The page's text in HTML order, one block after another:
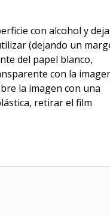
con alcohol y
(dejando un
del papel blanco,
con la
la imagen con una
retirar el film